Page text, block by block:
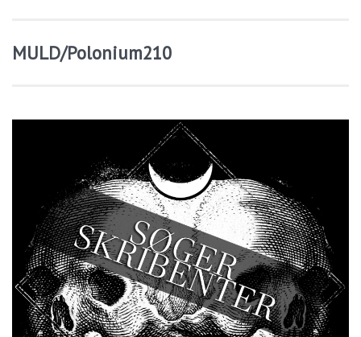
MULD/Polonium210